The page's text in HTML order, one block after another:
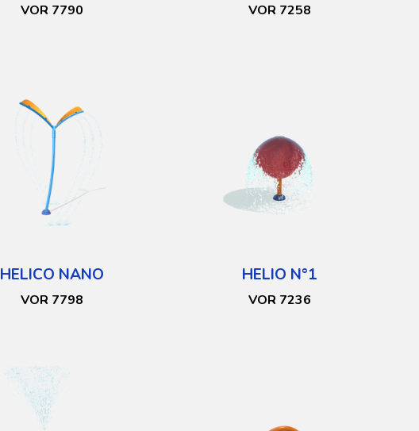
VOR 7790 VOR 7258
HELICO NANO
VOR 7798
HELIO N°1
VOR 7236